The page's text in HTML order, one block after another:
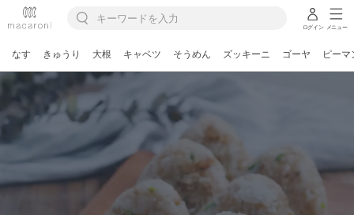
ログイン メニュー
なす きゅうり 大根 キャベツ そうめん ズッキーニ ゴーヤ ピーマ